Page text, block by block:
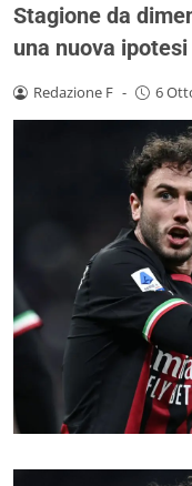
Stagione da
una nuova
Redazione F - 6